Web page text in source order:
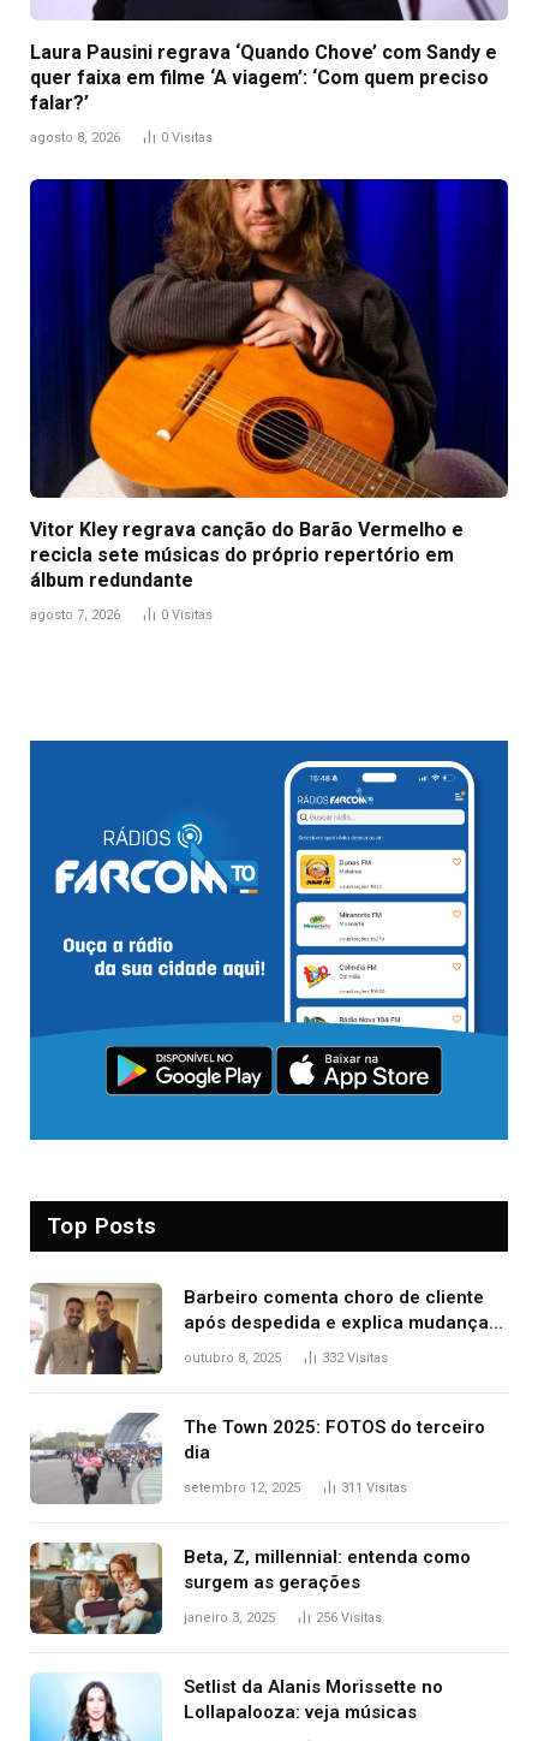
Laura Pausini regrava ‘Quando Chove’ com Sandy e
quer faixa em filme ‘A viagem’: ‘Com quem preciso
falar?’
agosto 8, 2026 0 Visitas
Vitor Kley regrava canção do Barão Vermelho e
recicla sete músicas do próprio repertório em
álbum redundante
agosto 7, 2026 0 Visitas
Top Posts
Barbeiro comenta choro de cliente
após despedida e explica mudança
para o TO: ‘Não esperava atingir
outubro 8, 2025 332Visitas
The Town 2025: FOTOS do terceiro
dia
setembro 12, 2025 311 Visitas
Beta, Z, millennial: entenda como
surgem as gerações
janeiro 3, 2025 256 Visitas
Setlist da Alanis Morissette no
Lollapalooza: veja músicas